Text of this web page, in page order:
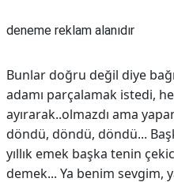
deneme reklam alanıdır
Bunlar doğru değil diye
adamı parçalamak istedi,
ayırarak..olmazdı ama
döndü, döndü, döndü...
yıllık emek başka tenin
demek... Ya benim sevgim,